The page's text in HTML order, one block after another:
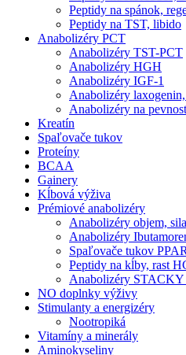
Peptidy na spánok,
Peptidy na TST, libido
Anabolizéry PCT
Anabolizéry TST-PCT
Anabolizéry HGH
Anabolizéry IGF-1
Anabolizéry
Anabolizéry na
Kreatín
Spaľovače tukov
Proteíny
BCAA
Gainery
Kĺbová výživa
Prémiové anabolizéry
Anabolizéry objem,
Anabolizéry
Spaľovače tukov
Peptidy na kĺby, rast
Anabolizéry
NO doplnky výživy
Stimulanty a energizéry
Nootropiká
Vitamíny a minerály
Aminokyseliny